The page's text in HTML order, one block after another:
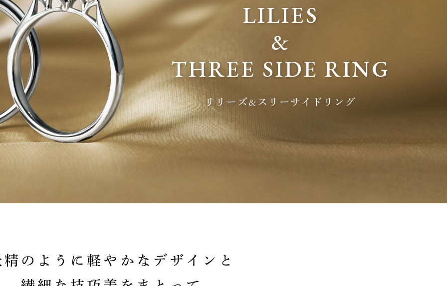
LILIES
&
THREE SIDE RING
リリーズ&スリーサイドリング
精のように軽やかなデザインと